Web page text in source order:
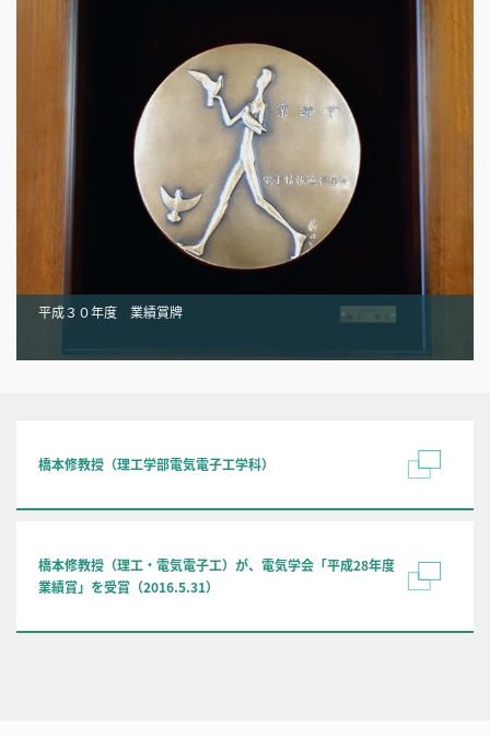
平成３０年度 業績賞牌
橋本修教授（理工学部電気電子工学科）
橋本修教授（理工・電気電子工）が、電気学会「平成28年度
業績賞」を受賞（2016.5.31）